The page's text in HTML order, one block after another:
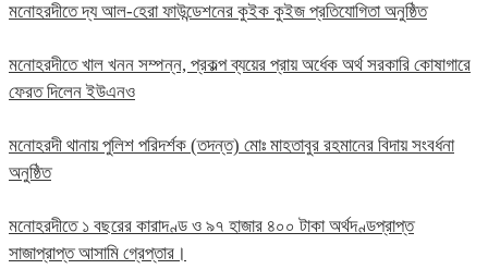
মনোহরদীতে দ্য আল-হেরা ফাউন্ডেশনের কুইক কুইজ প্রতিযোগিতা অনুষ্ঠিত
মনোহরদীতে খাল খনন সম্পন্ন, প্রকল্প ব্যয়ের প্রায় অর্ধেক অর্থ সরকারি কোষাগারে
ফেরত দিলেন ইউএনও
মনোহরদী থানায় পুলিশ পরিদর্শক (তদন্ত) মোঃ মাহতাবুর রহমানের বিদায় সংবর্ধনা
অনুষ্ঠিত
মনোহরদীতে ১ বছরের কারাদণ্ড ও ৯৭ হাজার ৪০০ টাকা অর্থদণ্ডপ্রাপ্ত
সাজাপ্রাপ্ত আসামি গ্রেপ্তার।